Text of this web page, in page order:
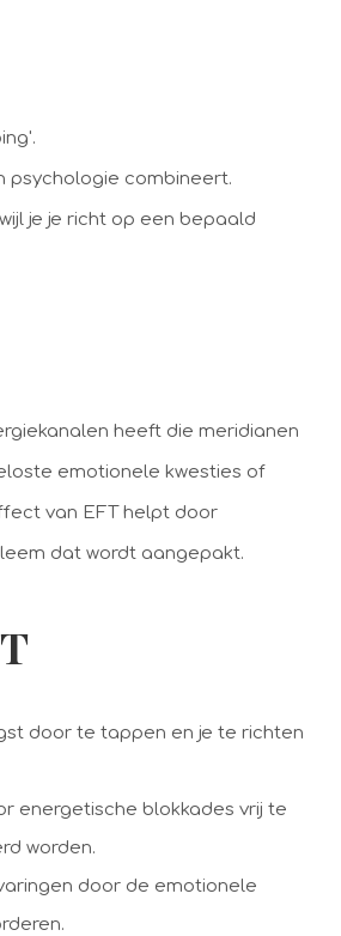
psychologie combineert.
je je richt op een bepaald
heeft die meridianen
emotionele kwesties of
van EFT helpt door
dat wordt aangepakt.
door te tappen en je te richten
energetische blokkades vrij te
worden.
door de emotionele